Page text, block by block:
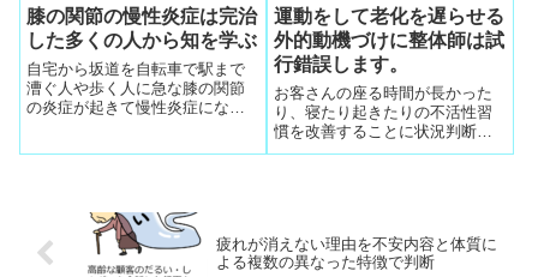
膝の関節の慢性炎症は完治
した多くの人から知を学ぶ
自宅から坂道を自転車で駅まで
漕ぐ人や歩く人に急な膝の関節
の炎症が起きて慢性炎症になり
運動をして老化を遅らせる
外的動機づけに整体師は試
行錯誤します。
お客さんの座る時間が長かった
り、寝たり起きたりの不活性習
慣を改善することに状況判断し
て提案を考え続けてカウンセリ
けに整体師はご家族と相談しな
がら試行錯誤の工夫をし続けま
疲れが消えない理由を不安内容と体質に
よる複数の異なった特徴で判断